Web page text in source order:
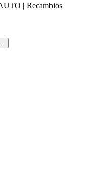
| Recambios